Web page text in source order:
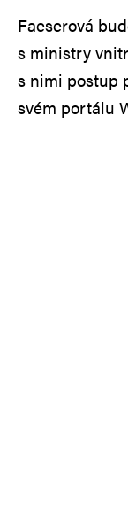
Faeserová
s ministry
s nimi postup
svém portálu